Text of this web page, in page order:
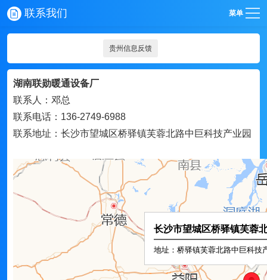
联系我们 菜单
贵州信息反馈
湖南联勋暖通设备厂
联系人：邓总
联系电话：136-2749-6988
联系地址：长沙市望城区桥驿镇芙蓉北路中巨科技产业园